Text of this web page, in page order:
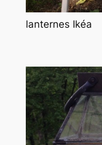
lanternes Ikéa